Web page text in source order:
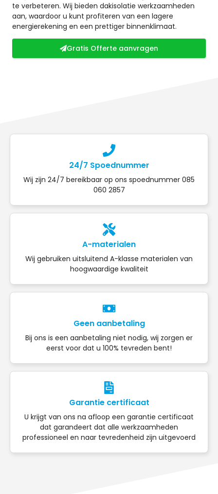
te verbeteren. Wij bieden dakisolatie werkzaamheden
aan, waardoor u kunt profiteren van een lagere
energierekening en een prettiger binnenklimaat.
Gratis Offerte aanvragen
24/7 Spoednummer
Wij zijn 24/7 bereikbaar op ons spoednummer 085
060 2857
A-materialen
Wij gebruiken uitsluitend A-klasse materialen van
hoogwaardige kwaliteit
Geen aanbetaling
Bij ons is een aanbetaling niet nodig, wij zorgen er
eerst voor dat u 100% tevreden bent!
Garantie certificaat
U krijgt van ons na afloop een garantie certificaat
dat garandeert dat alle werkzaamheden
professioneel en naar tevredenheid zijn uitgevoerd